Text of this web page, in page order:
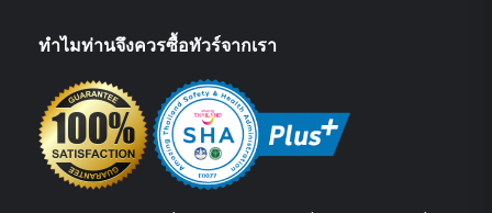
ทำไมท่านจึงควรซื้อทัวร์จากเรา